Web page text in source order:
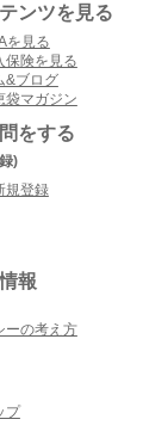
ンツを見る
を見る
保険を見る
&ブログ
袋マガジン
をする
)
規登録
報
ーの考え方
プ